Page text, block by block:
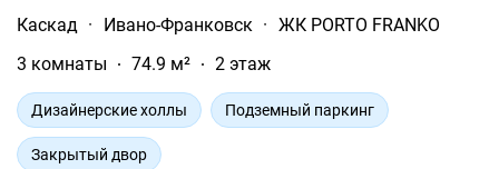
Каскад · Ивано-Франковск · ЖК PORTO FRANKO
3 комнаты
74.9 м² 2 этаж
Дизайнерские холлы Подземный паркинг
Закрытый двор